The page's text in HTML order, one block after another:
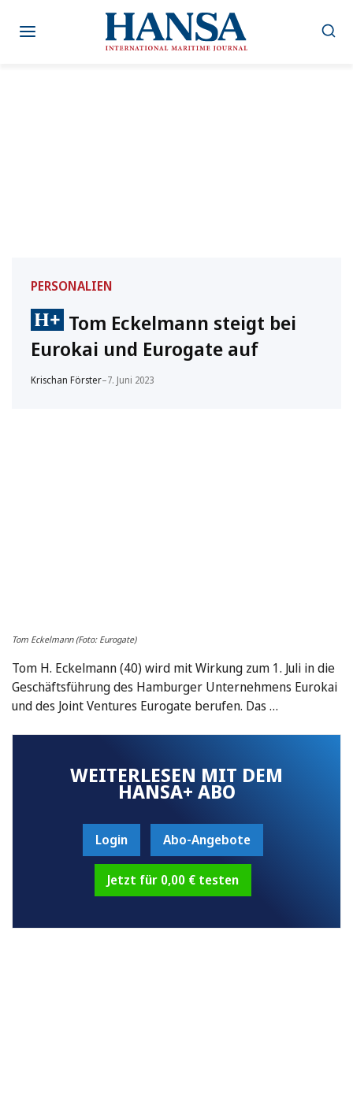
Inhalt
PERSONALIEN
Tom Eckelmann steigt bei
Eurokai und Eurogate auf
Krischan Förster–7. Juni 2023
Tom Eckelmann (Foto: Eurogate)
Tom H. Eckelmann (40) wird mit Wirkung zum 1. Juli in die
Geschäftsführung des Hamburger Unternehmens Eurokai
und des Joint Ventures Eurogate berufen. Das …
WEITERLESEN MIT DEM
HANSA+ ABO
Login Abo-Angebote
Jetzt für 0,00 € testen